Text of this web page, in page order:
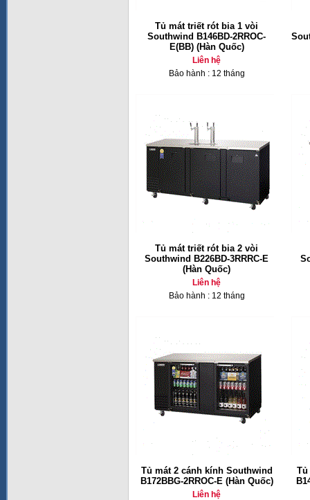
Tủ mát triết rót bia 1 vòi
Southwind B146BD-2RROC-
E(BB) (Hàn Quốc)
Liên hệ
Bảo hành : 12 tháng
Tủ mát triết rót bia 2 vòi
Southwind B226BD-3RRRC-E
(Hàn Quốc)
Liên hệ
Bảo hành : 12 tháng
Tủ mát 2 cánh kính Southwind
B172BBG-2RROC-E (Hàn Quốc)
Liên hệ
Tủ